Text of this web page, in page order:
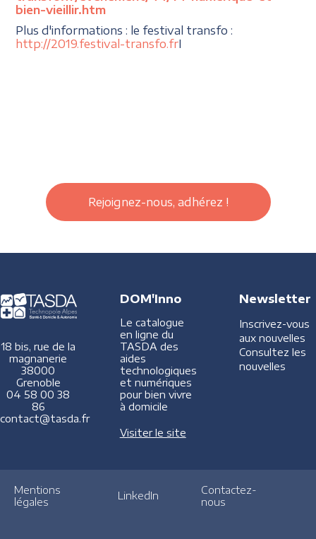
bien-vieillir.htm
Plus d'informations : le festival transfo :
http://2019.festival-transfo.frI
Rejoignez-nous, adhérez !
18 bis, rue de la
magnanerie
38000
Grenoble
04 58 00 38
86
contact@tasda.fr
DOM'Inno
Le catalogue
en ligne du
TASDA des
aides
technologiques
et numériques
pour bien vivre
à domicile
Visiter le site
Newsletter
Inscrivez-vous
aux nouvelles
Consultez les
nouvelles
Mentions
légales
LinkedIn
Contactez-
nous